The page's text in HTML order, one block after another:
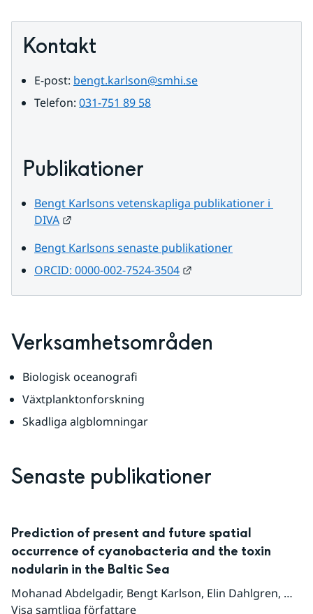
Kontakt
E-post: bengt.karlson@smhi.se
Telefon: 031-751 89 58
Publikationer
Bengt Karlsons vetenskapliga publikationer i
DIVA
Bengt Karlsons senaste publikationer
ORCID: 0000-002-7524-3504
Verksamhetsområden
Biologisk oceanografi
Växtplanktonforskning
Skadliga algblomningar
Senaste publikationer
Prediction of present and future spatial
occurrence of cyanobacteria and the toxin
nodularin in the Baltic Sea
Mohanad Abdelgadir, Bengt Karlson, Elin Dahlgren,
Visa samtliga författare